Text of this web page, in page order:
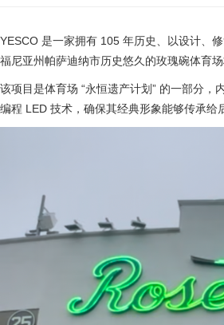
YESCO 是一家拥有 105 年历史、以设计、
福尼亚州帕萨迪纳市历史悠久的玫瑰碗体育场
该项目是体育场 “永恒遗产计划” 的一部分
编程 LED 技术，确保其经典形象能够传承给